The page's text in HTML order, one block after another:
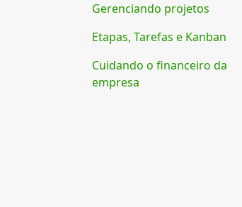
Gerenciando projetos
Etapas, Tarefas e Kanban
Cuidando o financeiro da
empresa